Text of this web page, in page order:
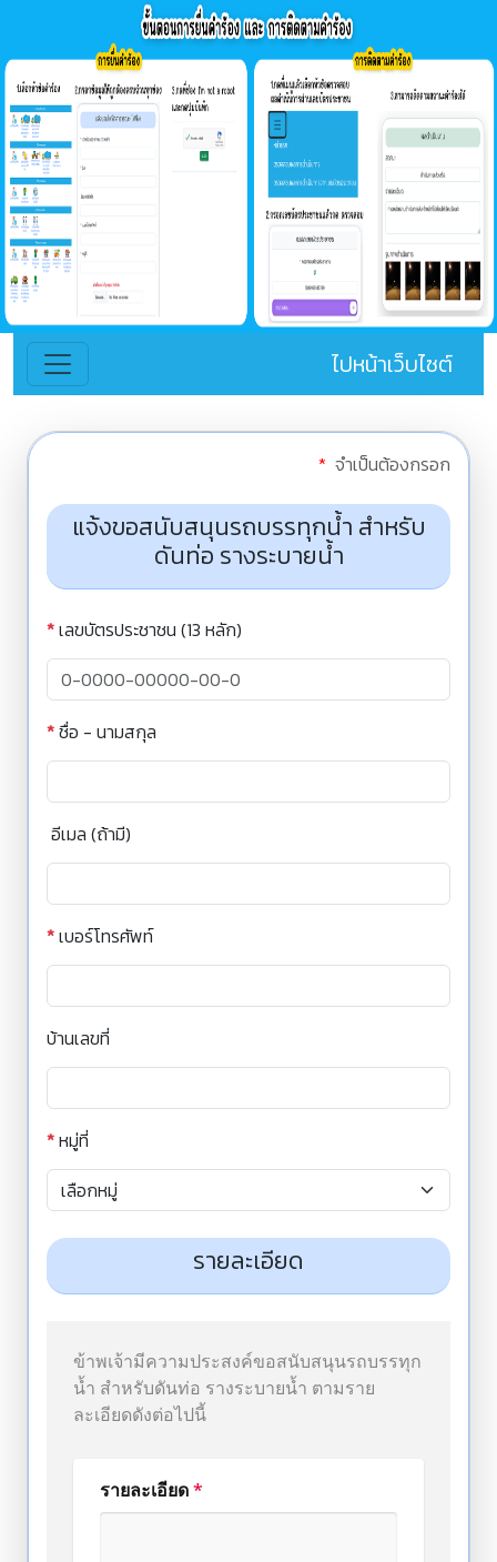
ไปหน้าเว็บไซต์
* จำเป็นต้องกรอก
แจ้งขอสนับสนุนรถบรรทุกน้ำ สำหรับ
ดันท่อ รางระบายน้ำ
*เลขบัตรประชาชน (13 หลัก)
*ชื่อ - นามสกุล
อีเมล (ถ้ามี)
*เบอร์โทรศัพท์
บ้านเลขที่
*หมู่ที่
รายละเอียด
ข้าพเจ้ามีความประสงค์ขอสนับสนุนรถบรรทุก
น้ำ สำหรับดันท่อ รางระบายน้ำ ตามราย
ละเอียดดังต่อไปนี้
รายละเอียด*